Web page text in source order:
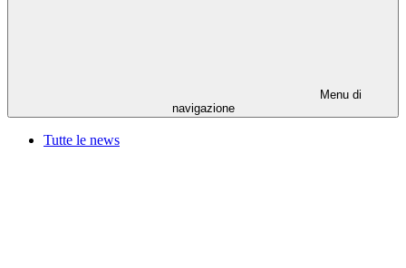
Menu di
navigazione
Tutte le news